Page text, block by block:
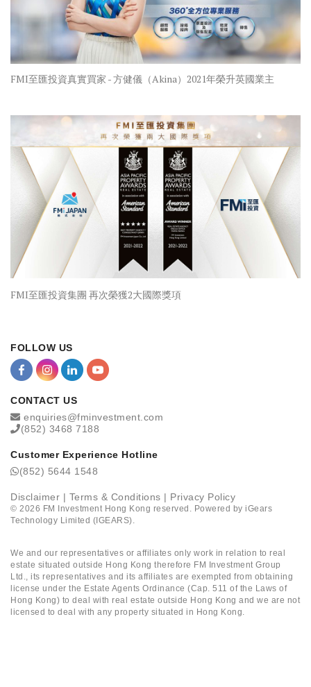
FMI至匯投資真實買家 - 方健儀（Akina）2021年榮升英國業主
FMI至匯投資集團 再次榮獲2大國際獎項
FOLLOW US
CONTACT US
enquiries@fminvestment.com
(852) 3468 7188
Customer Experience Hotline
(852) 5644 1548
Disclaimer | Terms & Conditions | Privacy Policy
© 2026 FM Investment Hong Kong reserved. Powered by iGears
Technology Limited (IGEARS).
We and our representatives or affiliates only work in relation to real
estate situated outside Hong Kong therefore FM Investment Group
Ltd., its representatives and its affiliates are exempted from obtaining
license under the Estate Agents Ordinance (Cap. 511 of the Laws of
Hong Kong) to deal with real estate outside Hong Kong and we are not
licensed to deal with any property situated in Hong Kong.